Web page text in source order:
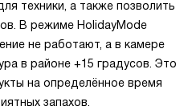
техники, а также позволить
В режиме HolidayMode
не работают, а в камере
в районе +15 градусов. Это
на определённое время
запахов.